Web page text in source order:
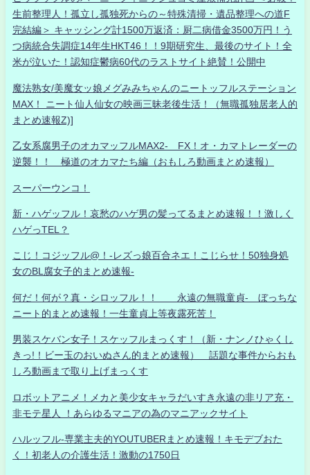
生前整理人！孤立し孤独死からの～特殊清掃・遺品整理への道F
完結編＞ キャッシング計1500万返済：厨二病借金3500万円！う
つ病統合失調症14年生HKT46！！9期研究生、最後のサイト！全
米が泣いた！認知症鬱病60代のラストサイト絶賛！公開中
魔法熟女/美魔女ッ娘メグみみちゃんのニートッフルステーション
MAX！ ニート仙人仙女の映画三昧老後生活！（無職孤独居老人的
まとめ速報Z)]
乙女系腐男子のオカマッフルMAX2- FX！オ・カマトレーダーの
逆襲！！ 極道のオカマたち編（おもしろ動画まとめ速報）
スーパーウンコ！
新・ハゲッフル！哀愁のハゲ男の髪ってるまとめ速報！！激しく
ハゲっTEL？
こじ！コジッフル@！-レズっ娘百合ネエ！こじらせ！50独身処
女のBL腐女子的まとめ速報-
何だ！何が？真・シロッフル！！ 永遠の無職童貞- ぼっちな
ニート的まとめ速報！一生童貞上等夜露死苦！
男装スケバン女子！スケッフルまっくす！（新・ナンノひゃくし
きっ!！ビー玉のおいぬさん的まとめ速報） 話題な事件からおも
しろ動画まで取り上げまっくす
ロボットアニメ！メカと美少女キャラだいすき永遠の非リア充・
非モテ星人 ！あらゆるマニアの為のマニアックサイト
ハルッフル-専業主夫的YOUTUBERまとめ速報！キモデブおた
く！初老人の介護生活！激動の1750日